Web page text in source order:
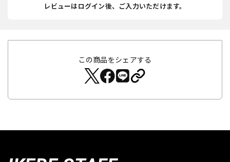
レビューはログイン後、ご入力いただけます。
この商品をシェアする